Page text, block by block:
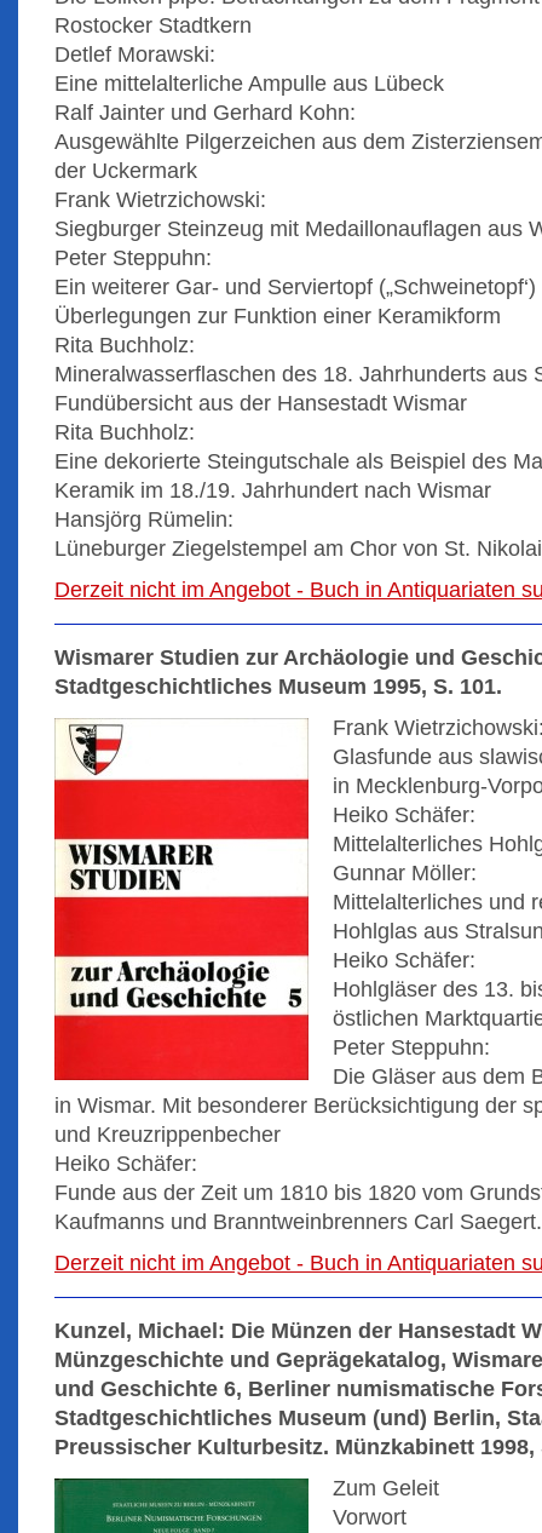
Rostocker Stadtkern
Detlef Morawski:
Eine mittelalterliche Ampulle aus Lübeck
Ralf Jainter und Gerhard Kohn:
Ausgewählte Pilgerzeichen aus dem
der Uckermark
Frank Wietrzichowski:
Siegburger Steinzeug mit Medaillonauflagen aus
Peter Steppuhn:
Ein weiterer Gar- und Serviertopf
Überlegungen zur Funktion einer Keramikform
Rita Buchholz:
Mineralwasserflaschen des 18. Jahrhunderts aus
Fundübersicht aus der Hansestadt Wismar
Rita Buchholz:
Eine dekorierte Steingutschale als Beispiel des
Keramik im 18./19. Jahrhundert nach Wismar
Hansjörg Rümelin:
Lüneburger Ziegelstempel am Chor von St.
Derzeit nicht im Angebot - Buch in Antiquariaten
Wismarer Studien zur Archäologie und
Stadtgeschichtliches Museum 1995, S. 101.
Frank
Glasfunde aus
in Mecklenburg-
Heiko Schäfer:
Mittelalterliches
Gunnar Möller:
Mittelalterliches und
Hohlglas aus
Heiko Schäfer:
Hohlgläser des 13.
östlichen
Peter Steppuhn:
Die Gläser aus dem
in Wismar. Mit besonderer Berücksichtigung der
und Kreuzrippenbecher
Heiko Schäfer:
Funde aus der Zeit um 1810 bis 1820 vom
Kaufmanns und Branntweinbrenners Carl Saegert.
Derzeit nicht im Angebot - Buch in Antiquariaten
Kunzel, Michael: Die Münzen der Hansestadt
Münzgeschichte und Geprägekatalog,
und Geschichte 6, Berliner numismatische
Stadtgeschichtliches Museum (und) Berlin,
Preussischer Kulturbesitz. Münzkabinett 1998,
Zum Geleit
Vorwort